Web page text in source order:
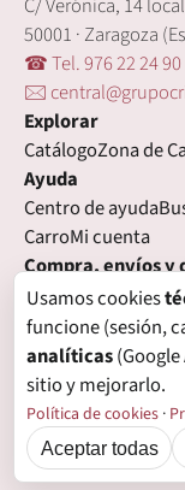
C/ Verónica, 14 local
50001 · Zaragoza
☎ Tel. 976 22 24 90
🖂
Explorar
CatálogoZona de
Ayuda
Centro de ayuda
CarroMi cuenta
Compra, envíos y
Condiciones de
Plazos de entrega
Legal
Aviso legalPrivacidad
Política de cookies
© Grupo Crisol, 2026
Usamos cookies
funcione (sesión,
analíticas
sitio y mejorarlo.
Política de cookies ·
Aceptar todas